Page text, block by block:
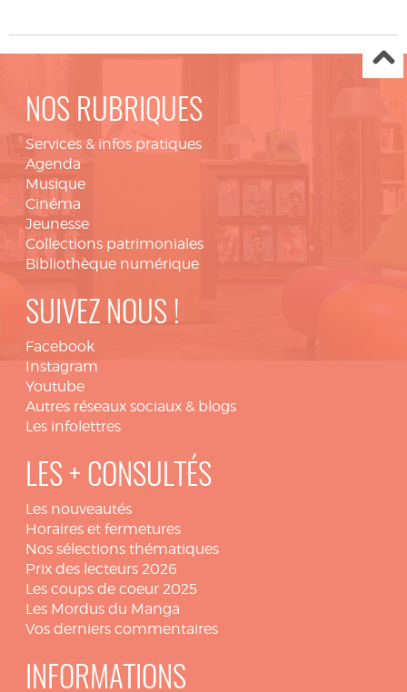
NOS RUBRIQUES
Services & infos pratiques
Agenda
Musique
Cinéma
Jeunesse
Collections patrimoniales
Bibliothèque numérique
SUIVEZ NOUS !
Facebook
Instagram
Youtube
Autres réseaux sociaux & blogs
Les infolettres
LES + CONSULTÉS
Les nouveautés
Horaires et fermetures
Nos sélections thématiques
Prix des lecteurs 2026
Les coups de coeur 2025
Les Mordus du Manga
Vos derniers commentaires
INFORMATIONS